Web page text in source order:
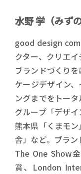
水野 学（みず
good design
クター、クリエ
ブランドづくり
ケージデザイン
ングまでをトー
グループ「デザイ
熊本県「くまモ
舎」など。ブラン
The One Show
賞、London